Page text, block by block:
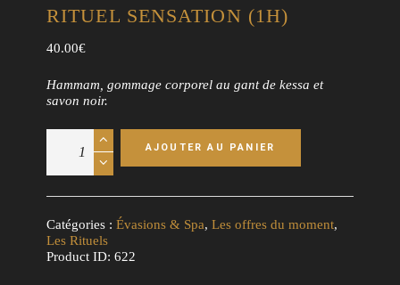
RITUEL SENSATION (1H)
40.00€
Hammam, gommage corporel au gant de kessa et
savon noir.
(1h)
AJOUTER AU PANIER
Catégories : Évasions & Spa, Les offres du moment,
Les Rituels
Product ID: 622